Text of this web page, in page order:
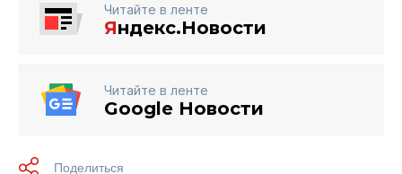
Читайте в ленте
Яндекс.Новости
Читайте в ленте
Google Новости